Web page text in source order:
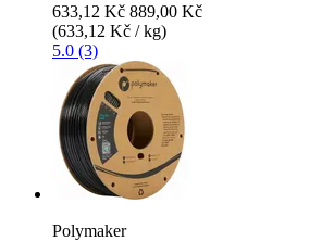
633,12 Kč 889,00 Kč
(633,12 Kč / kg)
5.0 (3)
Polymaker